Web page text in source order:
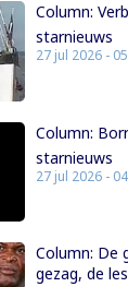
Column:
starnieuws
27 jul 2026 -
Column:
starnieuws
27 jul 2026 -
Column: De
gezag, de